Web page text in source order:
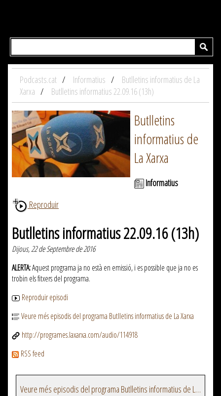
Podcasts.cat Informatius
Butlletins informatius de La
Xarxa
Butlletins informatius 22.09.16 (13h)
Butlletins
informatius de
La Xarxa
Informatius
Reproduir
Butlletins informatius 22.09.16 (13h)
Dijous, 22 de Septembre de 2016
ALERTA:Aquest programa ja no està en emissió, i es possible que ja no es
trobin els fitxers del programa.
Reproduir episodi
Veure més episodis del programa Butlletins informatius de La Xarxa
http://programes.laxarxa.com/audio/114918
RSS feed
Veure més episodis del programa Butlletins informatius de La Xarxa